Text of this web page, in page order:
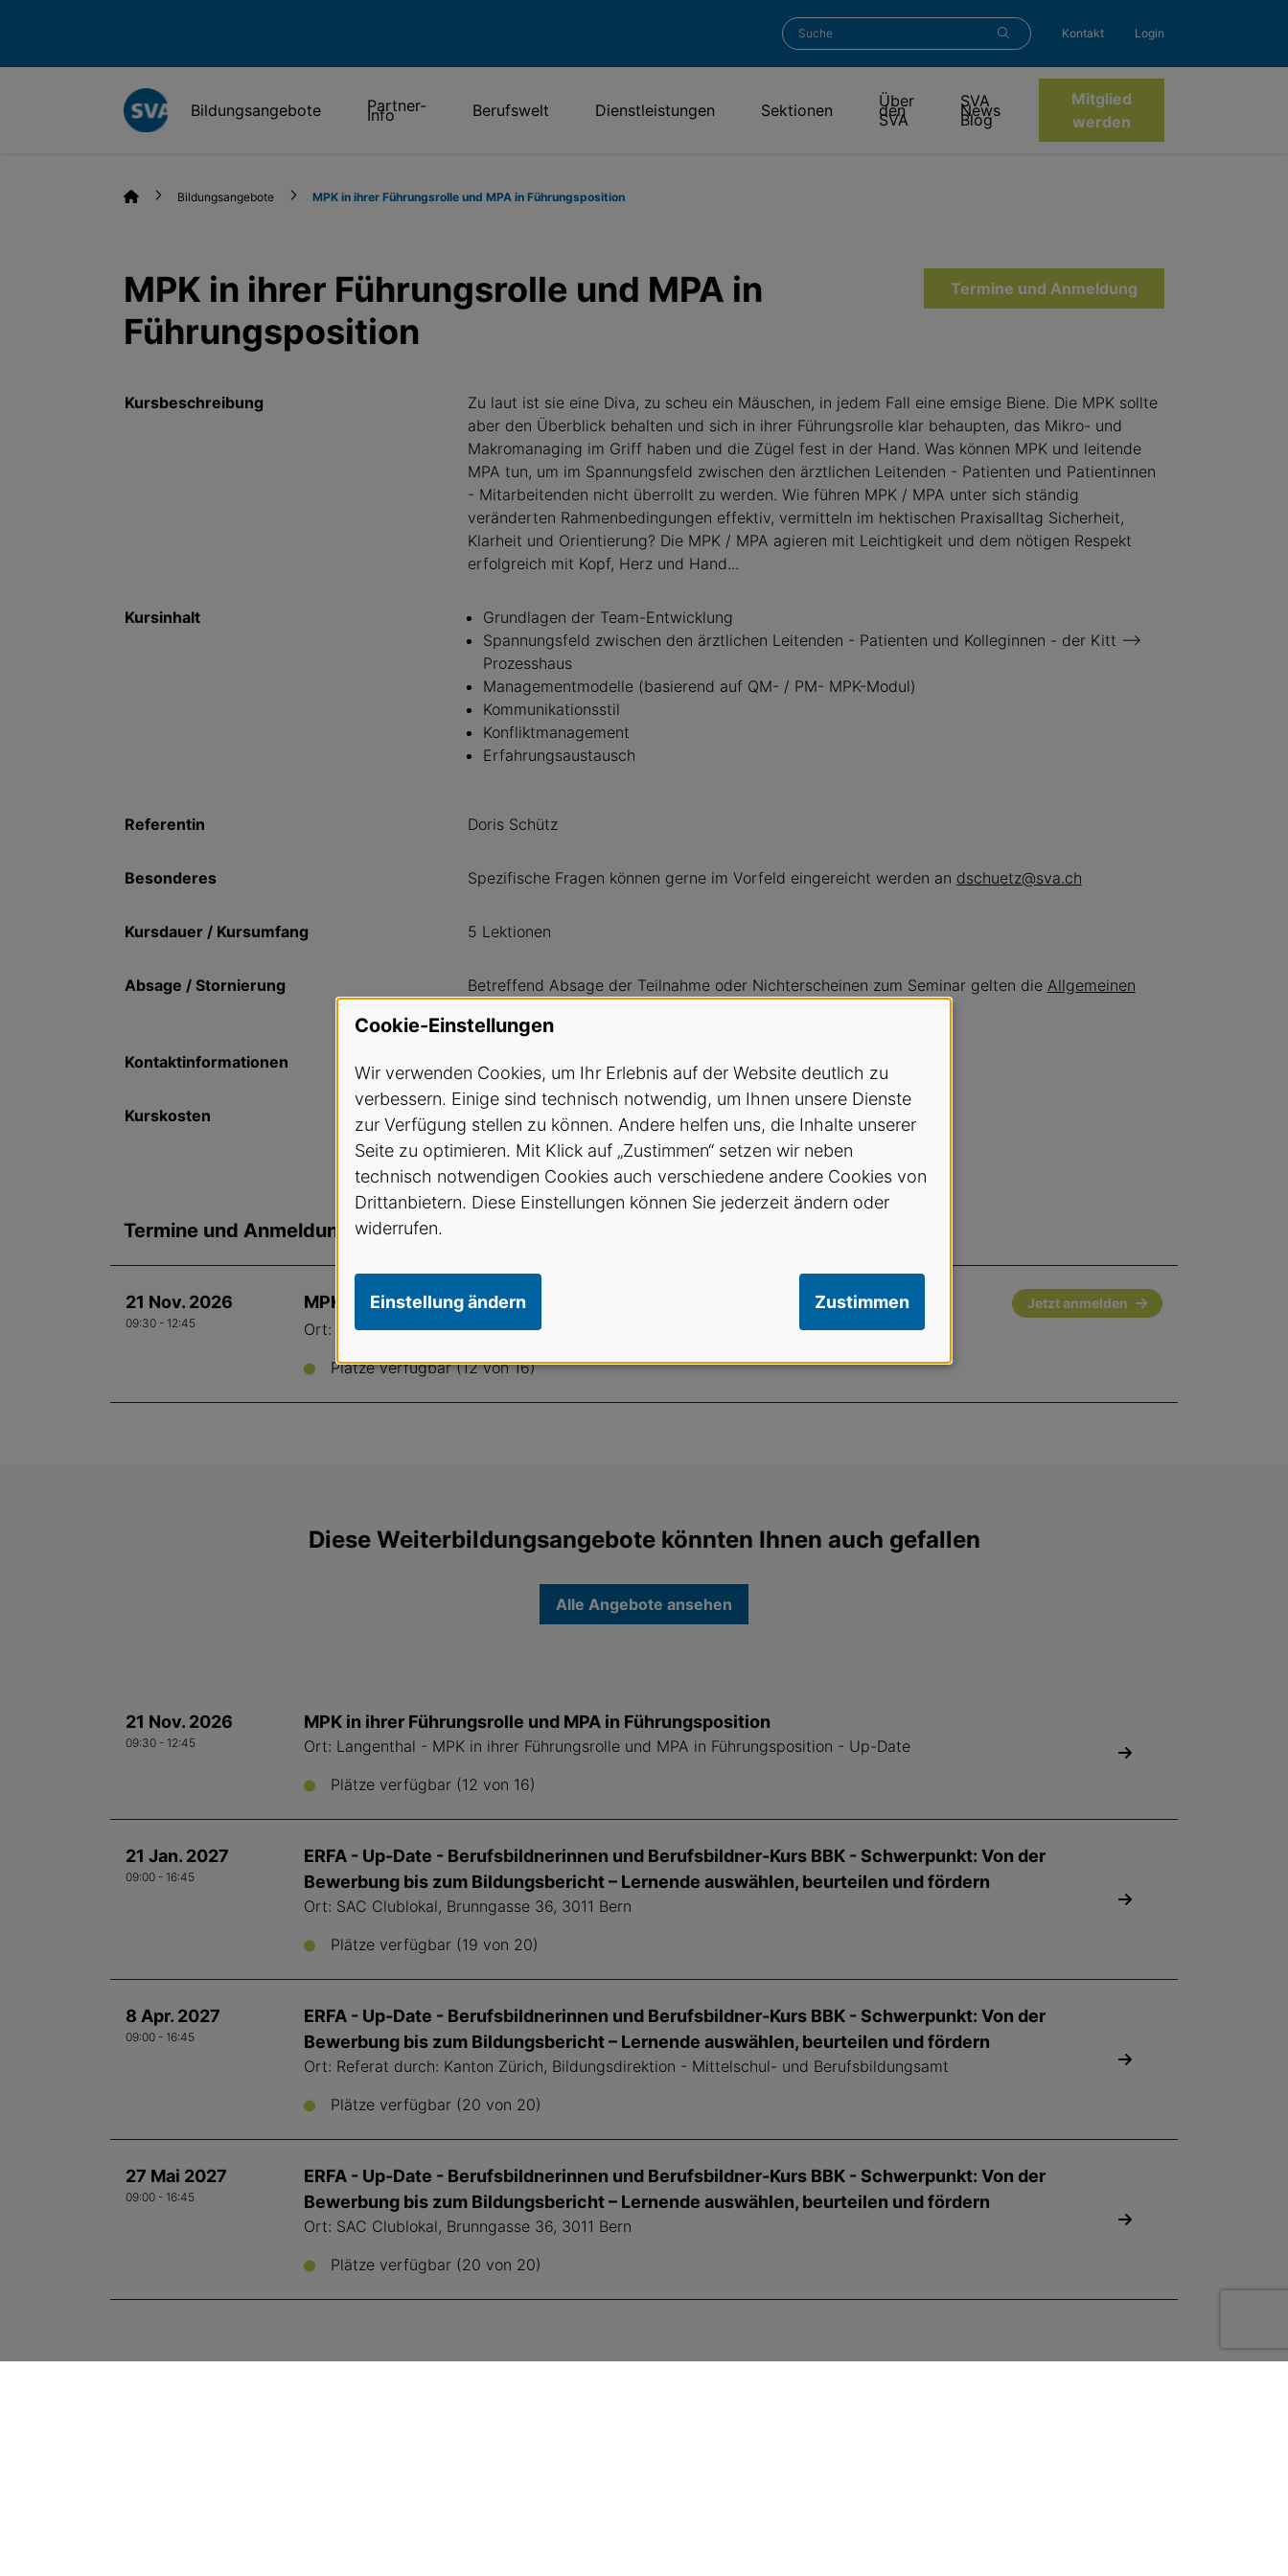
Kontakt Login
Bildungsangebote Partner-
Info Berufswelt Dienstleistungen Sektionen Über
den
SVA
SVA
News
Blog
Mitglied
werden
Bildungsangebote MPK in ihrer Führungsrolle und MPA in Führungsposition
MPK in ihrer Führungsrolle und MPA in
Führungsposition
Termine und Anmeldung
Kursbeschreibung
Zu laut ist sie eine Diva, zu scheu ein Mäuschen, in jedem Fall eine emsige Biene. Die MPK sollte
aber den Überblick behalten und sich in ihrer Führungsrolle klar behaupten, das Mikro- und
Makromanaging im Griff haben und die Zügel fest in der Hand. Was können MPK und leitende
MPA tun, um im Spannungsfeld zwischen den ärztlichen Leitenden - Patienten und Patientinnen
- Mitarbeitenden nicht überrollt zu werden. Wie führen MPK / MPA unter sich ständig
veränderten Rahmenbedingungen effektiv, vermitteln im hektischen Praxisalltag Sicherheit,
Klarheit und Orientierung? Die MPK / MPA agieren mit Leichtigkeit und dem nötigen Respekt
erfolgreich mit Kopf, Herz und Hand...
Kursinhalt
Grundlagen der Team-Entwicklung
Spannungsfeld zwischen den ärztlichen Leitenden - Patienten und Kolleginnen - der Kitt -->
Prozesshaus
Managementmodelle (basierend auf QM- / PM- MPK-Modul)
Kommunikationsstil
Konfliktmanagement
Erfahrungsaustausch
Referentin Doris Schütz
Besonderes Spezifische Fragen können gerne im Vorfeld eingereicht werden an dschuetz@sva.ch
Kursdauer / Kursumfang 5 Lektionen
Absage / Stornierung Betreffend Absage der Teilnahme oder Nichterscheinen zum Seminar gelten die Allgemeinen
Kontaktinformationen bildung@sva.ch / Tel. 031 512 25 90
Kurskosten SVA Mitglieder CHF 95.- Nichtmitglieder CHF 135.-
Termine und Anmeldung
21 Nov. 2026
09:30 - 12:45
MPK in ihrer Führungsrolle und MPA in Führungsposition Jetzt anmelden
Ort: Langenthal - MPK in ihrer Führungsrolle und MPA in Führungsposition - Up-Date
Plätze verfügbar (12 von 16)
Diese Weiterbildungsangebote könnten Ihnen auch gefallen
Alle Angebote ansehen
21 Nov. 2026
09:30 - 12:45
MPK in ihrer Führungsrolle und MPA in Führungsposition
Ort: Langenthal - MPK in ihrer Führungsrolle und MPA in Führungsposition - Up-Date
Plätze verfügbar (12 von 16)
21 Jan. 2027
09:00 - 16:45
ERFA - Up-Date - Berufsbildnerinnen und Berufsbildner-Kurs BBK - Schwerpunkt: Von der
Bewerbung bis zum Bildungsbericht – Lernende auswählen, beurteilen und fördern
Ort: SAC Clublokal, Brunngasse 36, 3011 Bern
Plätze verfügbar (19 von 20)
8 Apr. 2027
09:00 - 16:45
ERFA - Up-Date - Berufsbildnerinnen und Berufsbildner-Kurs BBK - Schwerpunkt: Von der
Bewerbung bis zum Bildungsbericht – Lernende auswählen, beurteilen und fördern
Ort: Referat durch: Kanton Zürich, Bildungsdirektion - Mittelschul- und Berufsbildungsamt
Plätze verfügbar (20 von 20)
27 Mai 2027
09:00 - 16:45
ERFA - Up-Date - Berufsbildnerinnen und Berufsbildner-Kurs BBK - Schwerpunkt: Von der
Bewerbung bis zum Bildungsbericht – Lernende auswählen, beurteilen und fördern
Ort: SAC Clublokal, Brunngasse 36, 3011 Bern
Plätze verfügbar (20 von 20)
Cookie-Einstellungen
Wir verwenden Cookies, um Ihr Erlebnis auf der Website deutlich zu
verbessern. Einige sind technisch notwendig, um Ihnen unsere Dienste
zur Verfügung stellen zu können. Andere helfen uns, die Inhalte unserer
Seite zu optimieren. Mit Klick auf „Zustimmen“ setzen wir neben
technisch notwendigen Cookies auch verschiedene andere Cookies von
Drittanbietern. Diese Einstellungen können Sie jederzeit ändern oder
widerrufen.
Einstellung ändern Zustimmen